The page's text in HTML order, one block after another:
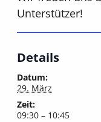
Unterstützer!
Details
Datum:
29. März
Zeit:
09:30 – 10:45